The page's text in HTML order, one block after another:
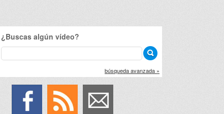
¿Buscas algún vídeo?
búsqueda avanzada »